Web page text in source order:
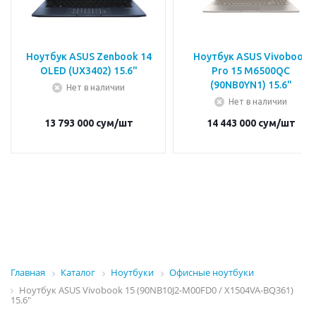
Ноутбук ASUS Zenbook 14
OLED (UX3402) 15.6"
Нет в наличии
13 793 000сум/шт
Ноутбук ASUS Vivobook
Pro 15 M6500QC
(90NB0YN1) 15.6"
Нет в наличии
14 443 000сум/шт
Главная Каталог Ноутбуки
Офисные ноутбуки
Ноутбук ASUS Vivobook 15 (90NB10J2-M00FD0 / X1504VA-BQ361)
15.6"